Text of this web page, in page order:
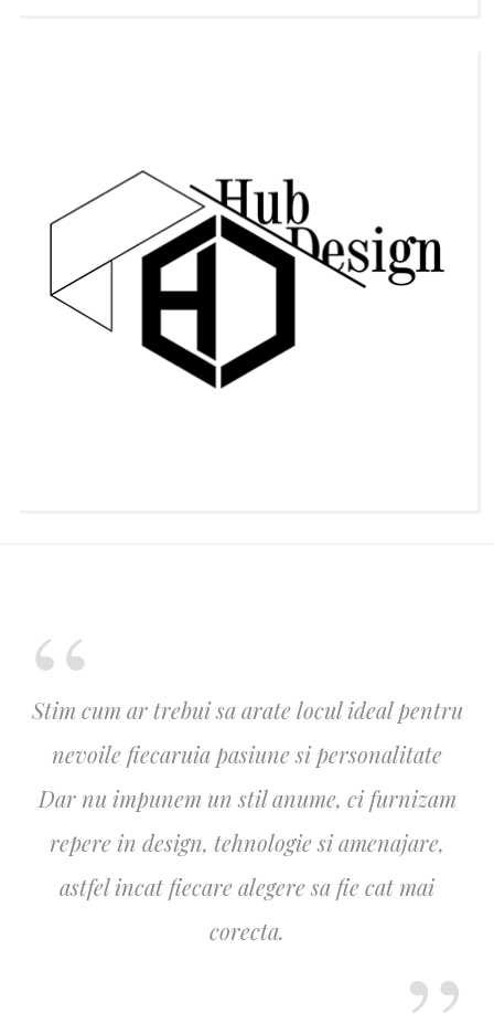
Stim cum ar trebui sa arate locul ideal pentru
nevoile fiecaruia pasiune si personalitate
Dar nu impunem un stil anume, ci furnizam
repere in design, tehnologie si amenajare,
astfel incat fiecare alegere sa fie cat mai
corecta.